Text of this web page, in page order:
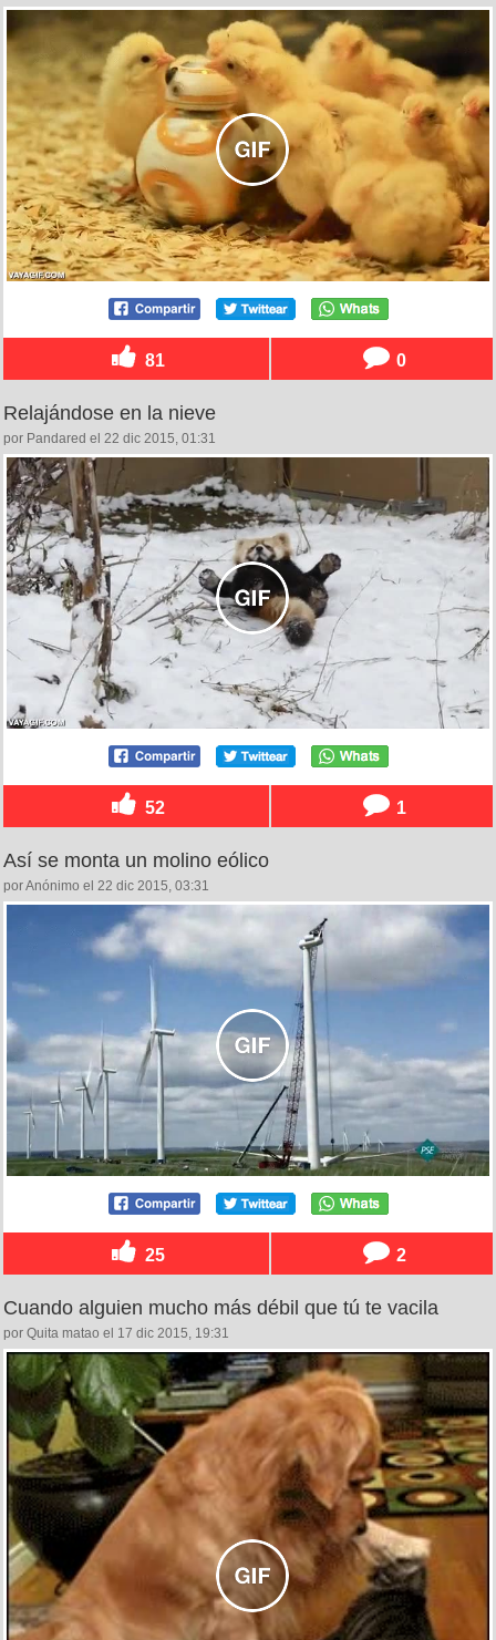
81 0
Relajándose en la nieve
por Pandared el 22 dic 2015, 01:31
52 1
Así se monta un molino eólico
por Anónimo el 22 dic 2015, 03:31
25 2
Cuando alguien mucho más débil que tú te vacila
por Quita matao el 17 dic 2015, 19:31